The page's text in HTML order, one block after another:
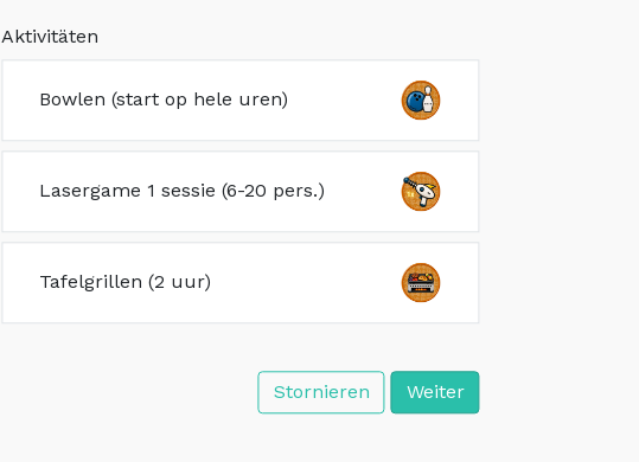
Aktivitäten
Bowlen (start op hele uren)
Lasergame 1 sessie (6-20 pers.)
Tafelgrillen (2 uur)
Stornieren Weiter